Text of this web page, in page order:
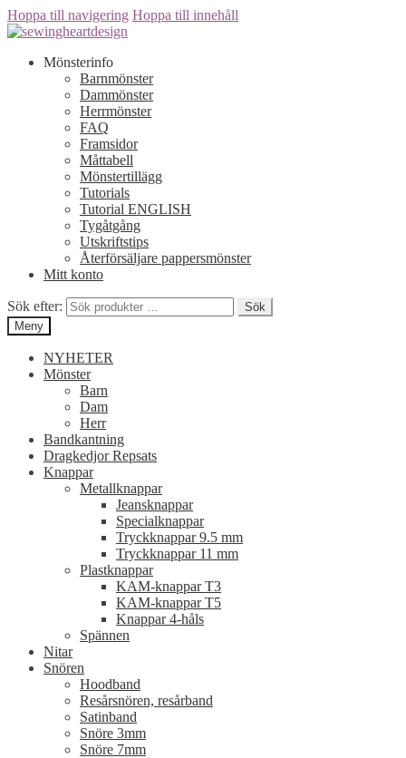
Hoppa till navigering Hoppa till innehåll
Mönsterinfo
Barnmönster
Dammönster
Herrmönster
FAQ
Framsidor
Måttabell
Mönstertillägg
Tutorials
Tutorial ENGLISH
Tygåtgång
Utskriftstips
Återförsäljare pappersmönster
Mitt konto
Sök efter:
Sök
Meny
NYHETER
Mönster
Barn
Dam
Herr
Bandkantning
Dragkedjor Repsats
Knappar
Metallknappar
Jeansknappar
Specialknappar
Tryckknappar 9.5 mm
Tryckknappar 11 mm
Plastknappar
KAM-knappar T3
KAM-knappar T5
Knappar 4-håls
Spännen
Nitar
Snören
Hoodband
Resårsnören, resårband
Satinband
Snöre 3mm
Snöre 7mm